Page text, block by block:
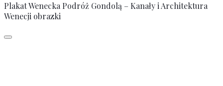
Plakat Wenecka Podróż Gondolą – Kanały i Architektura
Wenecji obrazki